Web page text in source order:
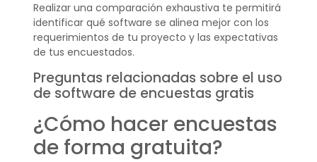
Realizar una comparación exhaustiva te permitirá
identificar qué software se alinea mejor con los
requerimientos de tu proyecto y las expectativas
de tus encuestados.
Preguntas relacionadas sobre el uso
de software de encuestas gratis
¿Cómo hacer encuestas
de forma gratuita?